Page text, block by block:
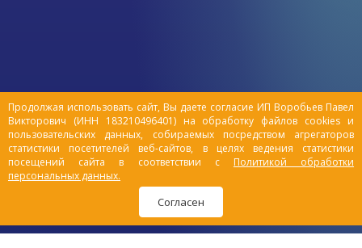
Продолжая использовать сайт, Вы даете согласие ИП Воробьев Павел
Викторович (ИНН 183210496401) на обработку файлов cookies и
пользовательских данных, собираемых посредством агрегаторов
статистики посетителей веб-сайтов, в целях ведения статистики
посещений сайта в соответствии с Политикой обработки
персональных данных.
Согласен